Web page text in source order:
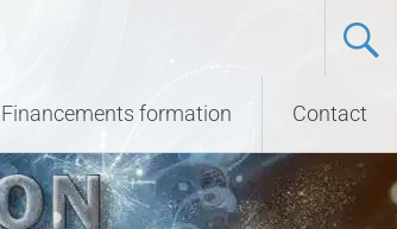
Financements formation Contact